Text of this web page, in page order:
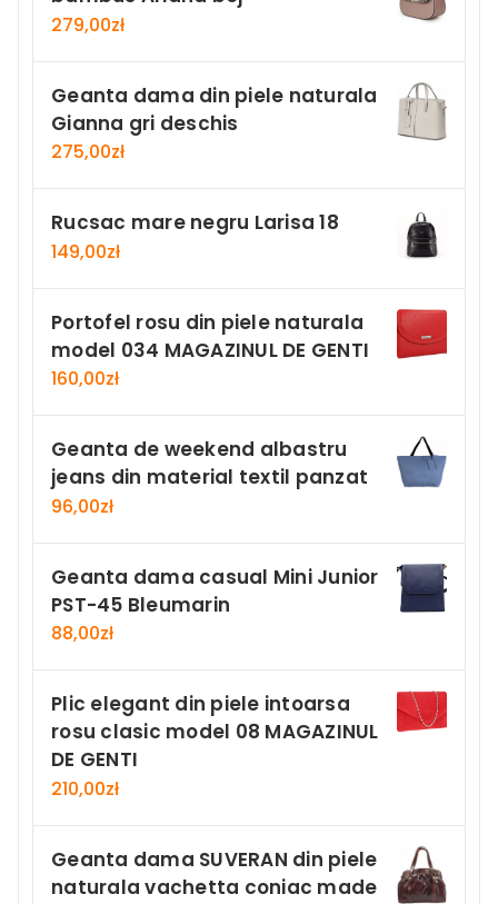
279,00zł
Geanta dama din piele naturala
Gianna gri deschis
275,00zł
Rucsac mare negru Larisa 18
149,00zł
Portofel rosu din piele naturala
model 034 MAGAZINUL DE GENTI
160,00zł
Geanta de weekend albastru
jeans din material textil panzat
96,00zł
Geanta dama casual Mini Junior
PST-45 Bleumarin
88,00zł
Plic elegant din piele intoarsa
rosu clasic model 08 MAGAZINUL
DE GENTI
210,00zł
Geanta dama SUVERAN din piele
naturala vachetta coniac made